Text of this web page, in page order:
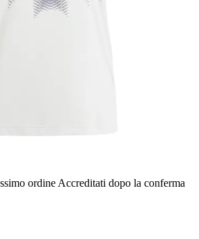
ordine Accreditati dopo la conferma